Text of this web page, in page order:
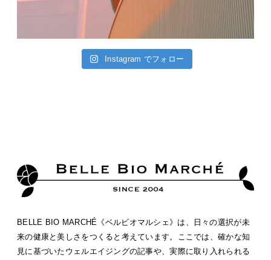
Instagram でフォロー
BELLE BIO MARCHÉ《ベルビオマルシェ》は、日々の選択が未
来の健康と美しさをつくると考えています。ここでは、確かな知
見に基づいたウェルエイジングの記事や、実際に取り入れられる